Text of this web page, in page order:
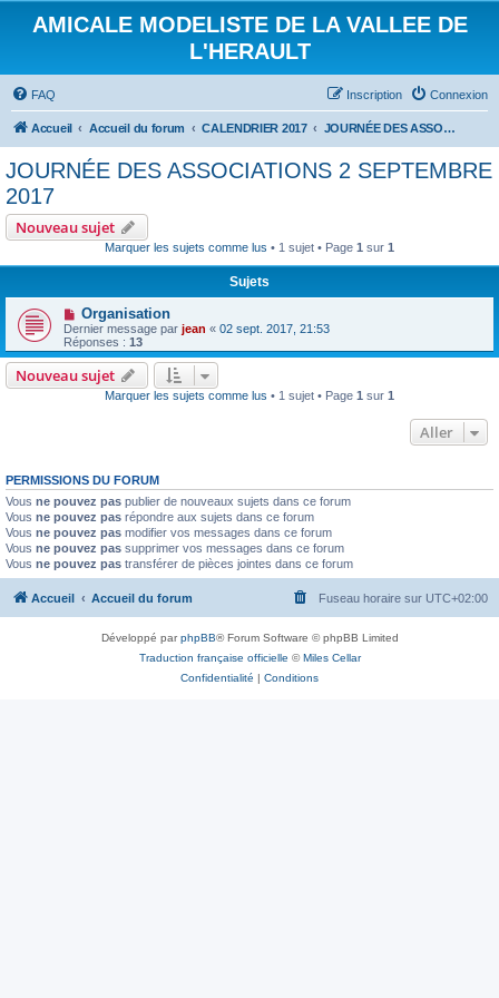
AMICALE MODELISTE DE LA VALLEE DE
L'HERAULT
FAQ Connexion
Inscription
Accueil Accueil du forum CALENDRIER 2017 JOURNÉE DES ASSOCIATIONS 2 SEPTEMBRE 2017
JOURNÉE DES ASSOCIATIONS 2 SEPTEMBRE
2017
Nouveau sujet
Marquer les sujets comme lus • 1 sujet • Page 1 sur 1
Sujets
Organisation
Dernier message par jean « 02 sept. 2017, 21:53
Réponses : 13
Nouveau sujet
Marquer les sujets comme lus • 1 sujet • Page 1 sur 1
Aller
PERMISSIONS DU FORUM
Vous ne pouvez pas publier de nouveaux sujets dans ce forum
Vous ne pouvez pas répondre aux sujets dans ce forum
Vous ne pouvez pas modifier vos messages dans ce forum
Vous ne pouvez pas supprimer vos messages dans ce forum
Vous ne pouvez pas transférer de pièces jointes dans ce forum
Accueil Accueil du forum Fuseau horaire sur UTC+02:00
Développé parphpBB® Forum Software © phpBB Limited
Traduction française officielle ©Miles Cellar
Confidentialité | Conditions